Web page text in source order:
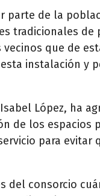
parte de la
tradicionales
que de
instalación y
López, ha
de los
para
del consorcio